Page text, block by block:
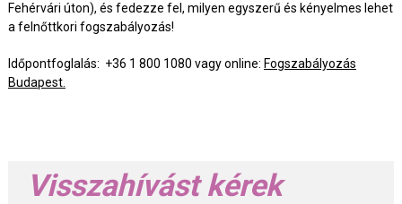
Fehérvári úton), és fedezze fel, milyen egyszerű és kényelmes lehet
a felnőttkori fogszabályozás!
Időpontfoglalás: +36 1 800 1080 vagy online: Fogszabályozás
Budapest.
Visszahívást kérek